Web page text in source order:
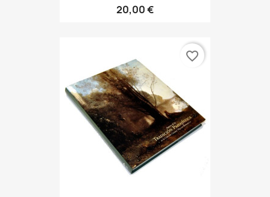
20,00 €
favorite_border